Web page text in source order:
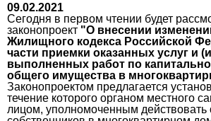
09.02.2021
Сегодня в первом чтении будет
законопроект "О внесении
Жилищного кодекса Российской
части приемки оказанных услуг и
выполненных работ по
общего имущества в
Законопроектом предлагается
течение которого органом местного
лицом, уполномоченным действовать